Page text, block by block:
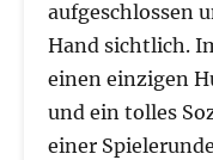
aufgeschlossen
Hand sichtlich.
einen einzigen
und ein tolles
einer